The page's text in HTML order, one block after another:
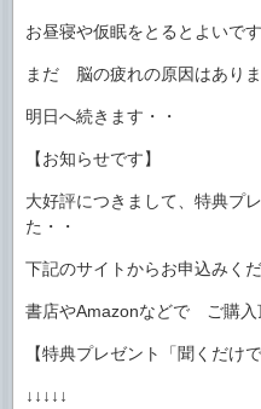
お昼寝や仮眠をとるとよいです
まだ 脳の疲れの原因はあり
明日へ続きます・・
【お知らせです】
大好評につきまして、特典プ
た・・
下記のサイトからお申込みく
書店やAmazonなどで ご購入
【特典プレゼント「聞くだけ
↓↓↓↓↓